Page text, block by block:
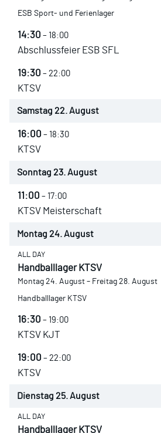
ESB Sport- und Ferienlager
14:30 – 18:00
Abschlussfeier ESB SFL
19:30 – 22:00
KTSV
Samstag 22. August
16:00 – 18:30
KTSV
Sonntag 23. August
11:00 – 17:00
KTSV Meisterschaft
Montag 24. August
ALL DAY
Handballlager KTSV
Montag 24. August– Freitag 28. August
Handballlager KTSV
16:30 – 19:00
KTSV KJT
19:00 – 22:00
KTSV
Dienstag 25. August
ALL DAY
Handballlager KTSV